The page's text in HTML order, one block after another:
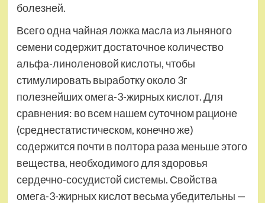
болезней.
Всего одна чайная ложка масла из льняного
семени содержит достаточное количество
альфа-линоленовой кислоты, чтобы
стимулировать выработку около 3г
полезнейших омега-3-жирных кислот. Для
сравнения: во всем нашем суточном рационе
(среднестатистическом, конечно же)
содержится почти в полтора раза меньше этого
вещества, необходимого для здоровья
сердечно-сосудистой системы. Свойства
омега-3-жирных кислот весьма убедительны —